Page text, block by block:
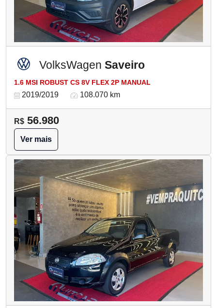
VolksWagen Saveiro
1.6 MSI ROBUST CS 8V FLEX 2P MANUAL
2019/2019 108.070 km
R$ 56.980
Ver mais